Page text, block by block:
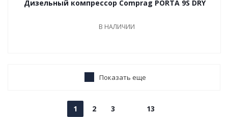
Дизельный компрессор Comprag PORTA 9S DRY
В НАЛИЧИИ
Показать еще
1 2 3 13